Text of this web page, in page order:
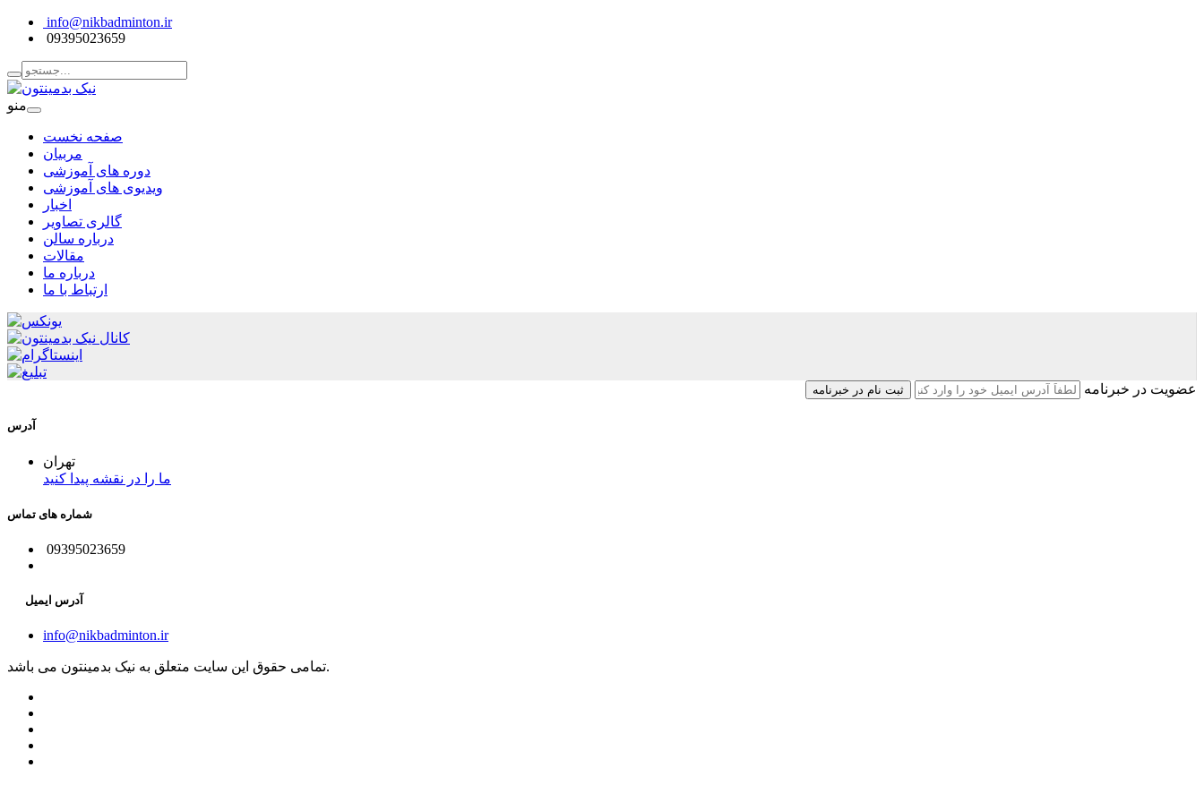
info@nikbadminton.ir
09395023659
منو
صفحه نخست
مربیان
دوره های آموزشی
ویدیوی های آموزشی
اخبار
گالری تصاویر
درباره سالن
مقالات
درباره ما
ارتباط با ما
عضویت در خبرنامه
آدرس
تهران
ما را در نقشه پیدا کنید
شماره های تماس
09395023659
آدرس ایمیل
info@nikbadminton.ir
تمامی حقوق این سایت متعلق به نیک بدمینتون می باشد.